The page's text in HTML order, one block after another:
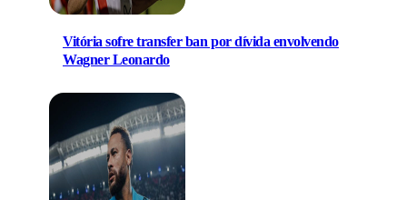
Vitória sofre transfer ban por dívida envolvendo
Wagner Leonardo